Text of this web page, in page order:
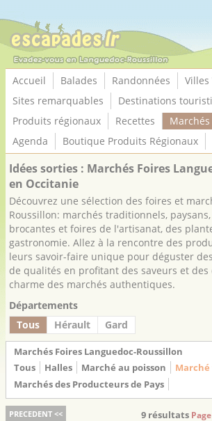
Accueil Balades Randonnées
Villes
Sites remarquables
Destinations
Produits régionaux
Recettes Marchés
Agenda
Boutique Produits Régionaux
Idées sorties : Marchés Foires
en Occitanie
Découvrez une sélection des foires et
Roussillon: marchés traditionnels,
brocantes et foires de l'artisanat, des
gastronomie. Allez à la rencontre des
leurs savoir-faire unique pour déguster
de qualités en profitant des saveurs et
charme des marchés authentiques.
Départements
Tous
Hérault Gard
Marchés Foires Languedoc-Roussillon
Tous
Halles Marché au poisson
Marchés des Producteurs de Pays
PRECEDENT << 9 résultats